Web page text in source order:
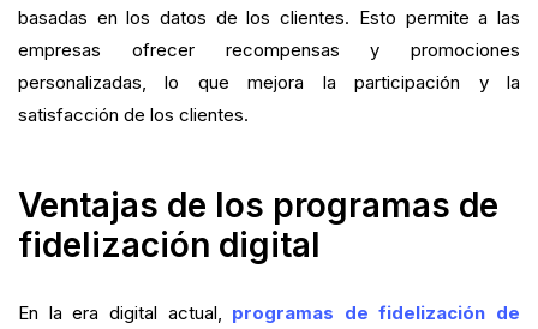
basadas en los datos de los clientes. Esto permite a las
empresas ofrecer recompensas y promociones
personalizadas, lo que mejora la participación y la
satisfacción de los clientes.
Ventajas de los programas de
fidelización digital
En la era digital actual, programas de fidelización de